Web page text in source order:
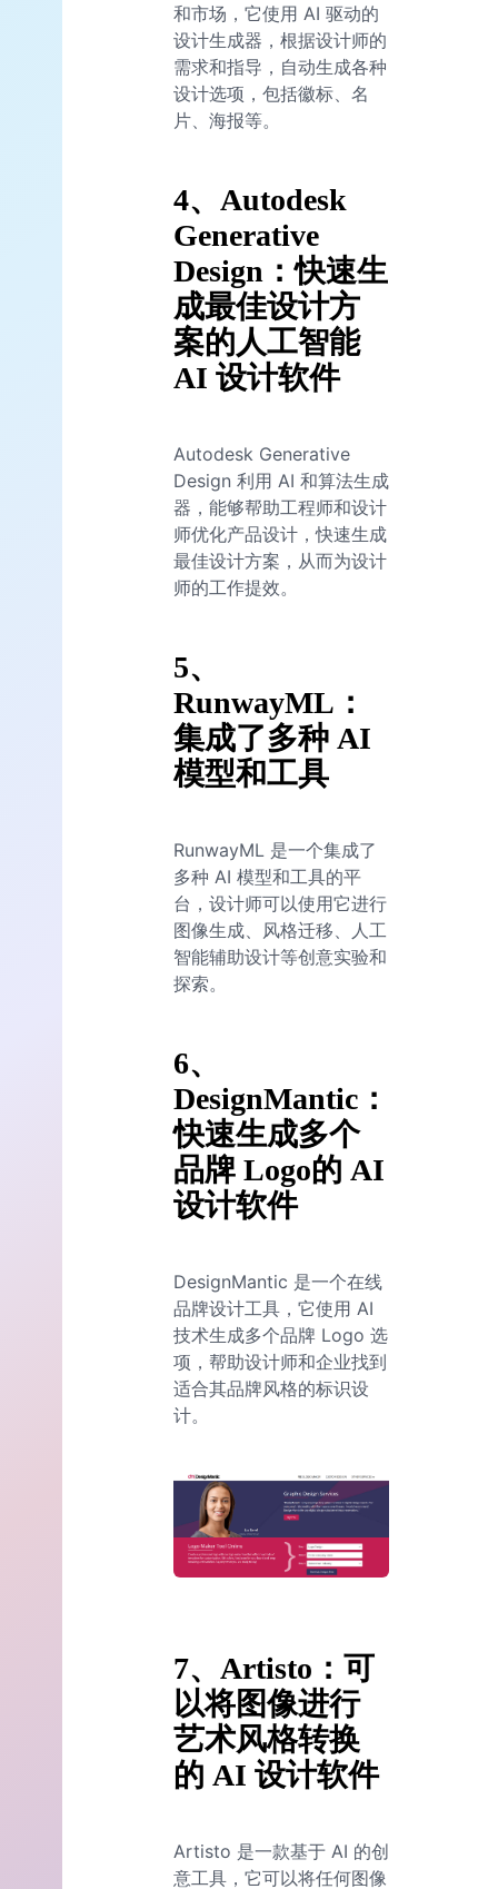
和市场，它使用 AI 驱动的
设计生成器，根据设计师的
需求和指导，自动生成各种
设计选项，包括徽标、名
片、海报等。
4、Autodesk
Generative
Design：快速生
成最佳设计方
案的人工智能
AI 设计软件
Autodesk Generative
Design 利用 AI 和算法生成
器，能够帮助工程师和设计
师优化产品设计，快速生成
最佳设计方案，从而为设计
师的工作提效。
5、
RunwayML：
集成了多种 AI
模型和工具
RunwayML 是一个集成了
多种 AI 模型和工具的平
台，设计师可以使用它进行
图像生成、风格迁移、人工
智能辅助设计等创意实验和
探索。
6、
DesignMantic：
快速生成多个
品牌 Logo的 AI
设计软件
DesignMantic 是一个在线
品牌设计工具，它使用 AI
技术生成多个品牌 Logo 选
项，帮助设计师和企业找到
适合其品牌风格的标识设
计。
7、Artisto：可
以将图像进行
艺术风格转换
的 AI 设计软件
Artisto 是一款基于 AI 的创
意工具，它可以将任何图像